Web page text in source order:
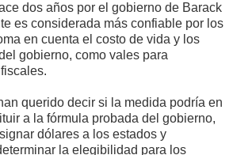
dos años por el gobierno de Barack
es considerada más confiable por los
en cuenta el costo de vida y los
gobierno, como vales para
querido decir si la medida podría en
a la fórmula probada del gobierno,
dólares a los estados y
la elegibilidad para los